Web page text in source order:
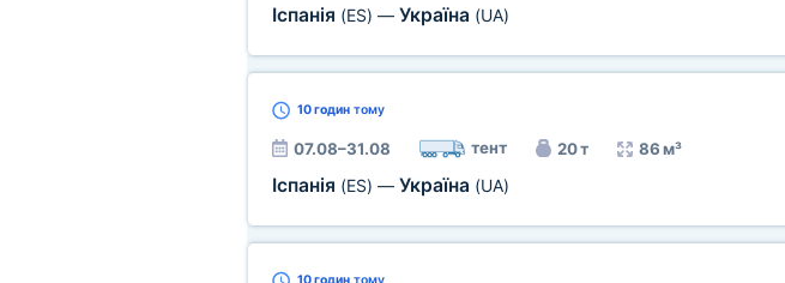
Іспанія (ES) — Україна (UA)
10 годинтому
07.08–31.08 тент 20 т 86 м³
Іспанія (ES) — Україна (UA)